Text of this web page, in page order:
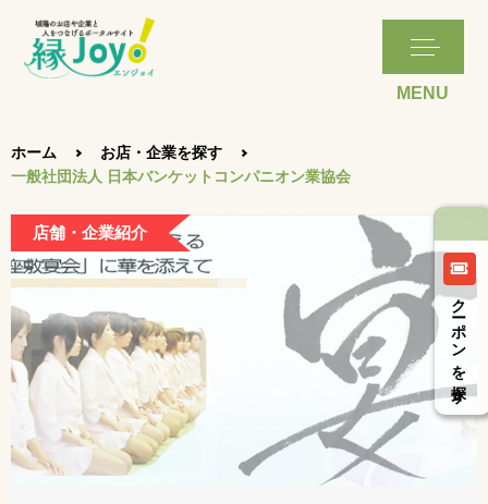
クーポンを探す
ホーム
お店・企業を探す
一般社団法人 日本バンケットコンパニオン業協会
店舗・企業紹介